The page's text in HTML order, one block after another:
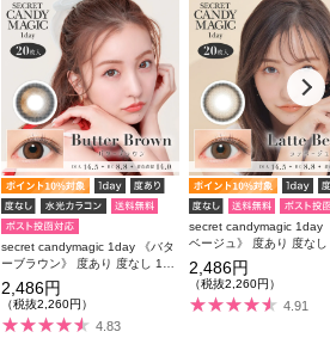
secret candymagic 1day 《バタ
ーブラウン》 度あり 度なし 1箱
20枚入り
2,486円
（税抜2,260円）
4.83
secret candymagic 1day
ベージュ》 度あり 度な
枚入り
2,486円
（税抜2,260円）
4.91